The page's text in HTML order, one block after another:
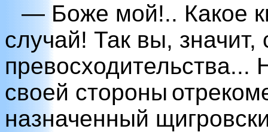
— Боже мой!.. Какое
случай! Так вы, значит,
превосходительства...
своей стороны
назначенный